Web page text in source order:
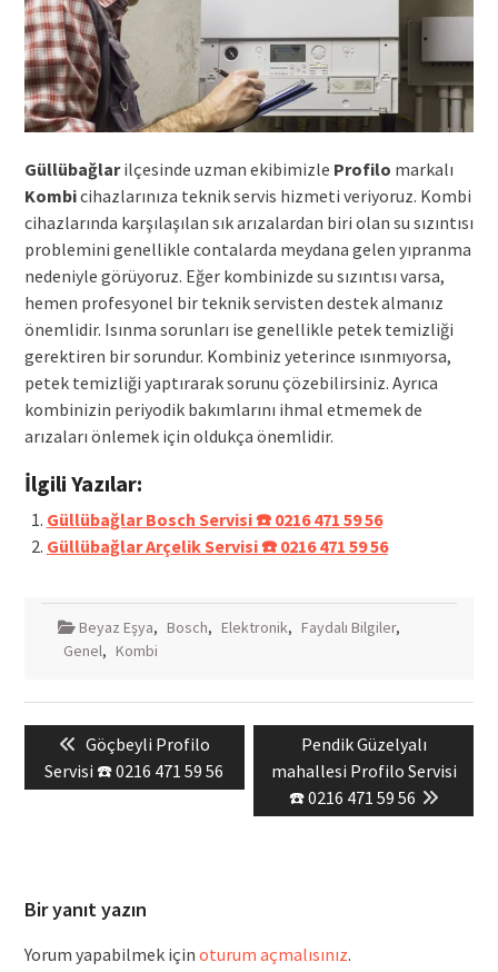
Güllübağlarilçesinde uzman ekibimizle Profilo markalı
Kombicihazlarınıza teknik servis hizmeti veriyoruz. Kombi
cihazlarında karşılaşılan sık arızalardan biri olan su sızıntısı
problemini genellikle contalarda meydana gelen yıpranma
nedeniyle görüyoruz. Eğer kombinizde su sızıntısı varsa,
hemen profesyonel bir teknik servisten destek almanız
önemlidir. Isınma sorunları ise genellikle petek temizliği
gerektiren bir sorundur. Kombiniz yeterince ısınmıyorsa,
petek temizliği yaptırarak sorunu çözebilirsiniz. Ayrıca
kombinizin periyodik bakımlarını ihmal etmemek de
arızaları önlemek için oldukça önemlidir.
İlgili Yazılar:
Güllübağlar Bosch Servisi ☎️ 0216 471 59 56
Güllübağlar Arçelik Servisi ☎️ 0216 471 59 56
Beyaz Eşya, Bosch, Elektronik, Faydalı Bilgiler,
Genel, Kombi
gezinmesi
Previous
post:
Göçbeyli Profilo
Servisi ☎️ 0216 471 59 56
Next
post:
Pendik Güzelyalı
mahallesi Profilo Servisi
☎️ 0216 471 59 56
Bir yanıt yazın
Yorum yapabilmek için oturum açmalısınız.